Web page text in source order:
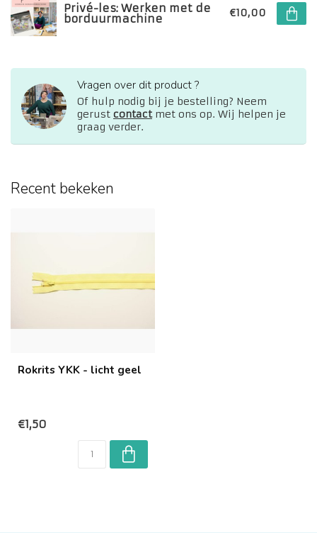
Privé-les: Werken met de
borduurmachine €10,00
Vragen over dit product ?
Of hulp nodig bij je bestelling? Neem
gerust contactmet ons op. Wij helpen je
graag verder.
Recent bekeken
Rokrits YKK - licht geel
€1,50